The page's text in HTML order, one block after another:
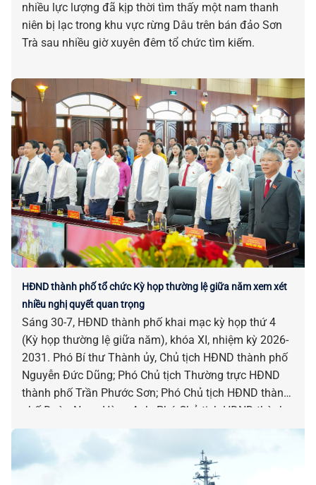
nhiều lực lượng đã kịp thời tìm thấy một nam thanh
niên bị lạc trong khu vực rừng Dâu trên bán đảo Sơn
Trà sau nhiều giờ xuyên đêm tổ chức tìm kiếm.
HĐND thành phố tổ chức Kỳ họp thường lệ giữa năm xem xét
nhiều nghị quyết quan trọng
Sáng 30-7, HĐND thành phố khai mạc kỳ họp thứ 4
(Kỳ họp thường lệ giữa năm), khóa XI, nhiệm kỳ 2026-
2031. Phó Bí thư Thành ủy, Chủ tịch HĐND thành phố
Nguyễn Đức Dũng; Phó Chủ tịch Thường trực HĐND
thành phố Trần Phước Sơn; Phó Chủ tịch HĐND thành
phố Đoàn Ngọc Hùng Anh; Phó Chủ tịch HĐND thành
phố Nguyễn Công Thanh chủ trì kỳ họp.